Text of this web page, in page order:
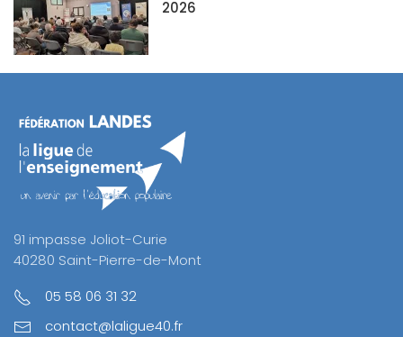
2026
91 impasse Joliot-Curie
40280 Saint-Pierre-de-Mont
05 58 06 31 32
contact@laligue40.fr